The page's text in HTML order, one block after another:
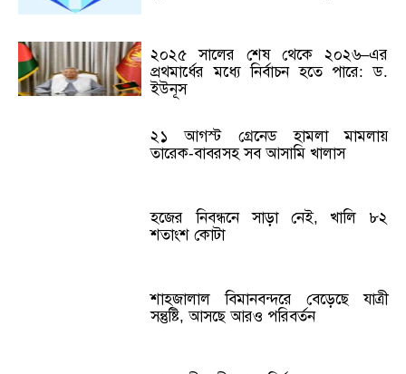
২০২৫ সালের শেষ থেকে ২০২৬–এর
প্রথমার্ধের মধ্যে নির্বাচন হতে পারে: ড.
ইউনূস
২১ আগস্ট গ্রেনেড হামলা মামলায়
তারেক-বাবরসহ সব আসামি খালাস
হজের নিবন্ধনে সাড়া নেই, খালি ৮২
শতাংশ কোটা
শাহজালাল বিমানবন্দরে বেড়েছে যাত্রী
সন্তুষ্টি, আসছে আরও পরিবর্তন